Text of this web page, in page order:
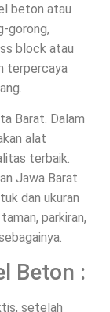
beton atau
gorong,
block atau
terpercaya
Barat. Dalam
alat
terbaik.
Jawa Barat.
dan ukuran
parkiran,
Beton :
setelah